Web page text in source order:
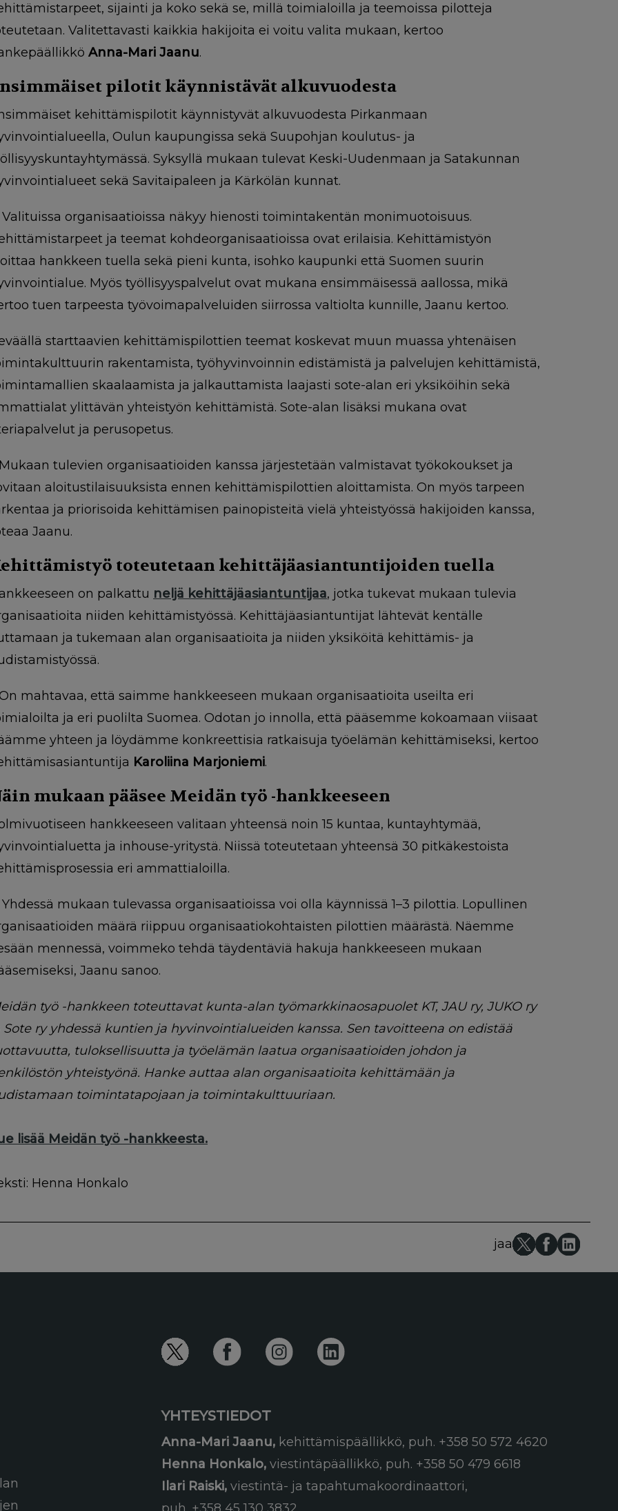
sijainti ja koko sekä se, millä toimialoilla ja teemoissa pilotteja
Valitettavasti kaikkia hakijoita ei voitu valita mukaan, kertoo
Anna-Mari Jaanu.
pilotit käynnistävät alkuvuodesta
kehittämispilotit käynnistyvät alkuvuodesta Pirkanmaan
Oulun kaupungissa sekä Suupohjan koulutus- ja
Syksyllä mukaan tulevat Keski-Uudenmaan ja Satakunnan
sekä Savitaipaleen ja Kärkölän kunnat.
organisaatioissa näkyy hienosti toimintakentän monimuotoisuus.
ja teemat kohdeorganisaatioissa ovat erilaisia. Kehittämistyön
hankkeen tuella sekä pieni kunta, isohko kaupunki että Suomen suurin
Myös työllisyyspalvelut ovat mukana ensimmäisessä aallossa, mikä
tuen tarpeesta työvoimapalveluiden siirrossa valtiolta kunnille, Jaanu kertoo.
starttaavien kehittämispilottien teemat koskevat muun muassa yhtenäisen
rakentamista, työhyvinvoinnin edistämistä ja palvelujen kehittämistä,
skaalaamista ja jalkauttamista laajasti sote-alan eri yksiköihin sekä
ylittävän yhteistyön kehittämistä. Sote-alan lisäksi mukana ovat
ja perusopetus.
tulevien organisaatioiden kanssa järjestetään valmistavat työkokoukset ja
aloitustilaisuuksista ennen kehittämispilottien aloittamista. On myös tarpeen
ja priorisoida kehittämisen painopisteitä vielä yhteistyössä hakijoiden kanssa,
Jaanu.
toteutetaan kehittäjäasiantuntijoiden tuella
on palkattu neljä kehittäjäasiantuntijaa, jotka tukevat mukaan tulevia
niiden kehittämistyössä. Kehittäjäasiantuntijat lähtevät kentälle
ja tukemaan alan organisaatioita ja niiden yksiköitä kehittämis- ja
mahtavaa, että saimme hankkeeseen mukaan organisaatioita useilta eri
ja eri puolilta Suomea. Odotan jo innolla, että pääsemme kokoamaan viisaat
yhteen ja löydämme konkreettisia ratkaisuja työelämän kehittämiseksi, kertoo
Karoliina Marjoniemi.
mukaan pääsee Meidän työ -hankkeeseen
hankkeeseen valitaan yhteensä noin 15 kuntaa, kuntayhtymää,
ja inhouse-yritystä. Niissä toteutetaan yhteensä 30 pitkäkestoista
eri ammattialoilla.
Yhdessä mukaan tulevassa organisaatioissa voi olla käynnissä 1–3 pilottia. Lopullinen
määrä riippuu organisaatiokohtaisten pilottien määrästä. Näemme
mennessä, voimmeko tehdä täydentäviä hakuja hankkeeseen mukaan
Jaanu sanoo.
työ -hankkeen toteuttavat kunta-alan työmarkkinaosapuolet KT, JAU ry, JUKO ry
Sote ry yhdessä kuntien ja hyvinvointialueiden kanssa. Sen tavoitteena on edistää
tuloksellisuutta ja työelämän laatua organisaatioiden johdon ja
yhteistyönä. Hanke auttaa alan organisaatioita kehittämään ja
toimintatapojaan ja toimintakulttuuriaan.
lisää Meidän työ -hankkeesta.
Henna Honkalo
jaa
YHTEYSTIEDOT
Anna-Mari Jaanu, kehittämispäällikkö, puh. +358 50 572 4620
Henna Honkalo, viestintäpäällikkö, puh. +358 50 479 6618
Ilari Raiski, viestintä- ja tapahtumakoordinaattori,